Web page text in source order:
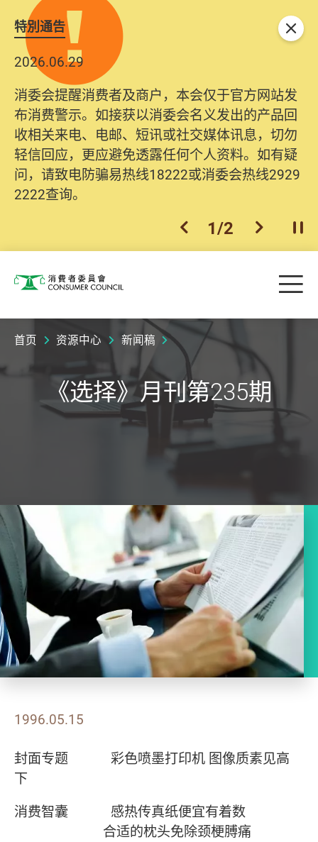
特別通告
2026.06.29
消委会提醒消费者及商户，本会仅于官方网站发
布消费警示。如接获以消委会名义发出的产品回
收相关来电、电邮、短讯或社交媒体讯息，切勿
轻信回应，更应避免透露任何个人资料。如有疑
问，请致电防骗易热线18222或消委会热线2929
2222查询。
上一个
1/2 下一个开
关闭
消费者委员会 目
首页 资源中心 新闻稿
《选择》月刊第235期
1996.05.15
封面专题 彩色喷墨打印机 图像质素见高
下
消费智囊 感热传真纸便宜有着数
合适的枕头免除颈梗膊痛